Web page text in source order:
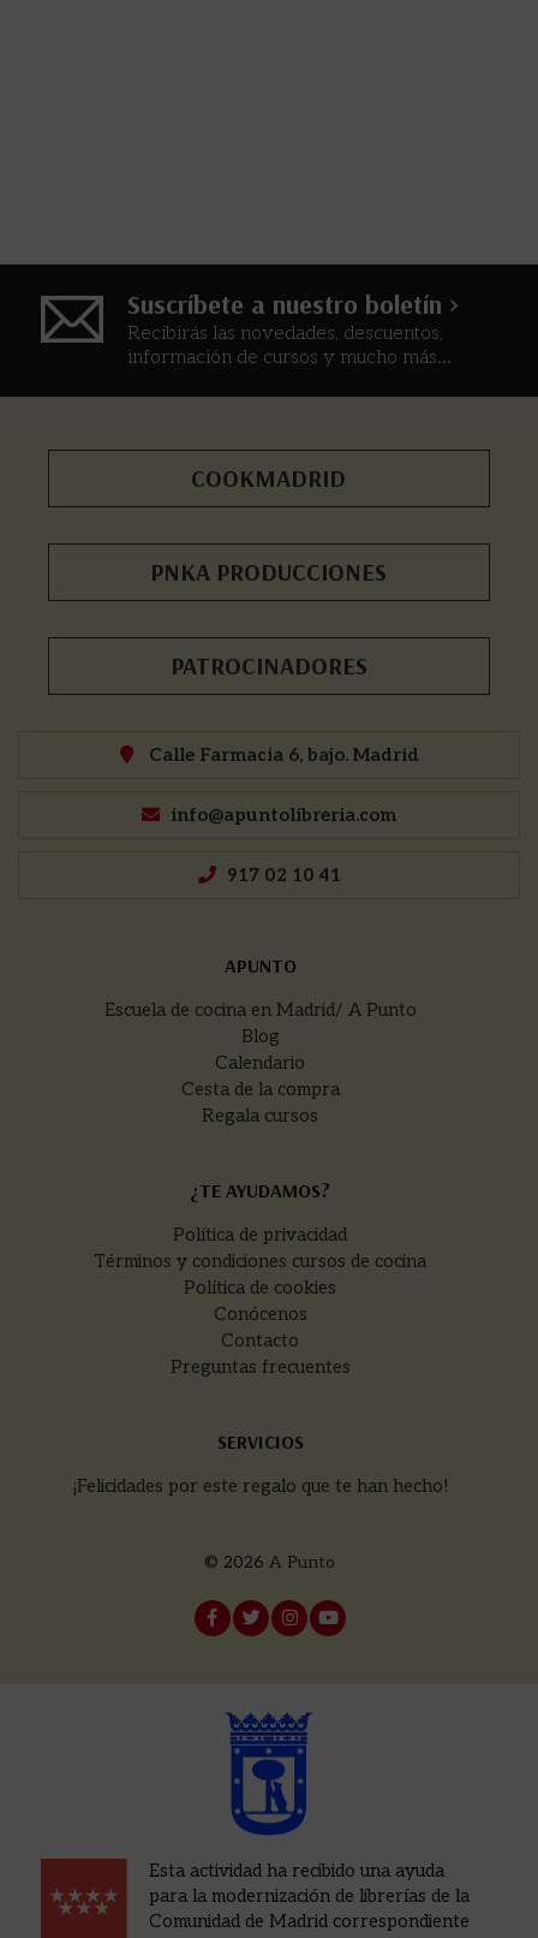
Suscríbete a nuestro boletín >
Recibirás las novedades, descuentos,
información de cursos y mucho más...
COOKMADRID
PNKA PRODUCCIONES
PATROCINADORES
Calle Farmacia 6, bajo. Madrid
info@apuntolibreria.com
917 02 10 41
APUNTO
Escuela de cocina en Madrid/ A Punto
Blog
Calendario
Cesta de la compra
Regala cursos
¿TE AYUDAMOS?
Política de privacidad
Términos y condiciones cursos de cocina
Política de cookies
Conócenos
Contacto
Preguntas frecuentes
SERVICIOS
¡Felicidades por este regalo que te han hecho!
© 2026 A Punto
Esta actividad ha recibido una ayuda
para la modernización de librerías de la
Comunidad de Madrid correspondiente